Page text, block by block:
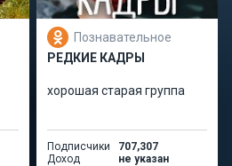
Познавательное
РЕДКИЕ КАДРЫ
хорошая старая группа
Подписчики
707,307
Доход
не указан